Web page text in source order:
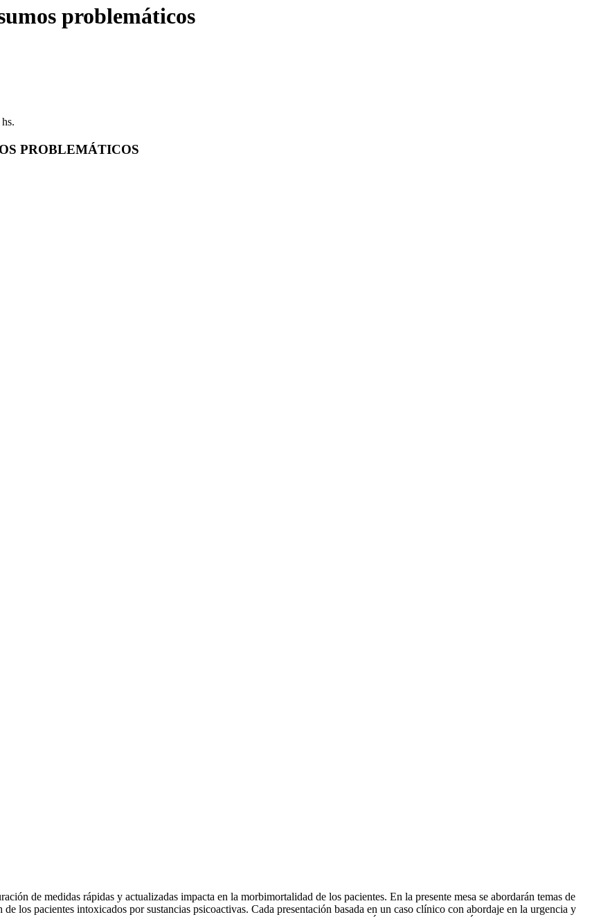
problemáticos
PROBLEMÁTICOS
de medidas rápidas y actualizadas impacta en la morbimortalidad de los pacientes. En la presente mesa se abordarán temas de
los pacientes intoxicados por sustancias psicoactivas. Cada presentación basada en un caso clínico con abordaje en la urgencia y